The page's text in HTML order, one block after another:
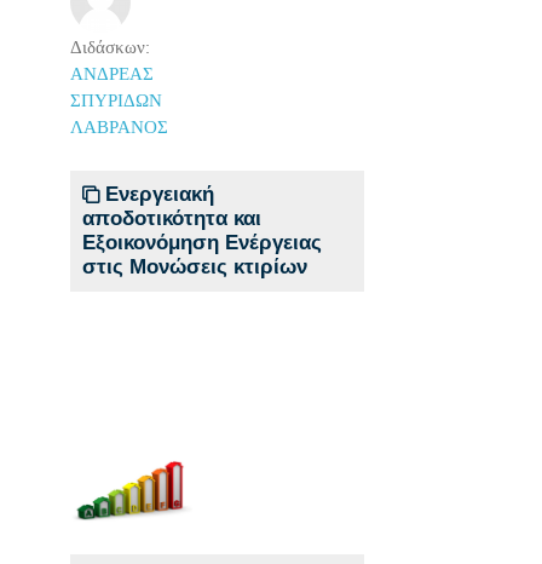
Διδάσκων:
ΑΝΔΡΕΑΣ
ΣΠΥΡΙΔΩΝ
ΛΑΒΡΑΝΟΣ
Ενεργειακή
αποδοτικότητα και
Εξοικονόμηση Ενέργειας
στις Μονώσεις κτιρίων